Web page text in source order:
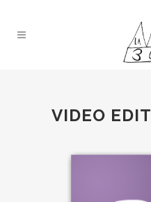
VIDEO